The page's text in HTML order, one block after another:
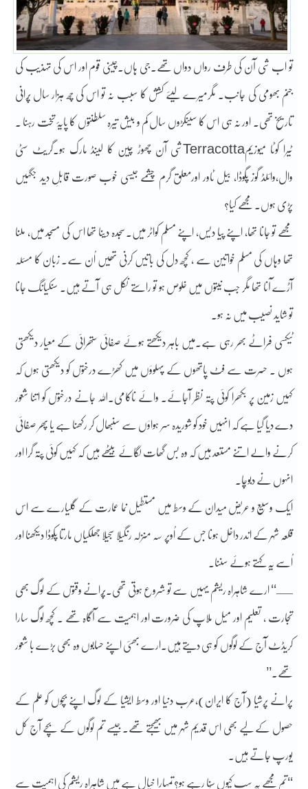
تو اب شی آن کی طرف رواں دواں تھے۔جی ہاں۔چینی قوم اور اس کی تہذیب کی
جنم بھومی کی جانب۔ مگرمیرے لیئے کشش کا سبب نہ تو اس کی چھ ہزار سال پُرانی
تاریخ تھی۔ اور نہ ہی اس کا سینکڑوں سال کم و بیش تیرہ سلطنتوں کا پایۂ تخت رہنا ۔
ٹیرا کوٹا میوزیمTerracottaشی آن چھوڑ چین کا لینڈ مارک ہو۔گریٹ سٹی
وال،وائلڈ گوز پگوڈا، بیل ٹاور اورمعلق گرم چشمے جیسی خوب صورت قابلِ دید جگہیں
پڑی ہوں۔ مجھے کیا؟
مجھے تو جانا تھا، اپنے پیا دیس، اپنے مسلم کواٹر میں۔سجدہ دینا تھا اس کی مسجد میں، ملنا
تھا وہاں کی مسلم خواتین سے ، کچھ دل کی باتیں کرنی تھیں اُن سے۔ زبان کا مسئلہ
آڑے آنا تھا مگر جب نیتوں میں خلوص ہو تو راستے نکل ہی آتے ہیں۔ سنکیانگ جانا
تو شاید نصیب میں نہ ہو۔
ٹیکسی فراٹے بھر رہی ہے۔میں باہر دیکھتے ہوئے صفائی ستھرائی کے معیار دیکھتی
ہوں ۔ حسرت سے فٹ پاتھوں کے پہلوؤں میں کھڑے درختوں کو دیکھتی ہوں کہ
کہیں زمین پر بکھرا کوئی پتہ نظر آجائے۔ وائے ناکامی۔اللہ جانے درختوں کو اتنا شعور
دے دیا گیا ہے کہ انہیں خود کو شوریدہ سر ہواؤں سے سنبھال کر رکھنا ہے یا پھر صفائی
کرنے والے اتنے مستعد ہیں کہ وہ بس گھات لگائے بیٹھے ہیں کہ کہیں کوئی پتہ گرا اور
انہوں نے دبوچا۔
ایک وسیع و عریض میدان کے وسط میں مستطیل نما عمارت کے گلیارے سے اس
قلعہ شہر کے اندر داخل ہونا جس کے اُوپر سہ منزلہ رنگیلا سجیلا جھلکیاں مارتا پکوڈا دیکھنا اور
اُسے یہ کہتے ہوئے سننا۔
ــ‘‘ ارے شاہراہ ریشم یہیں سے تو شروع ہوتی تھی۔پُرانے وقتوں کے لوگ بھی
تجارت ، تعلیم اور میل ملاپ کی ضرورت اور اہمیت سے آگاہ تھے ۔ کچھ لوگ سارا
کریڈٹ آج کے لوگوں کو ہی دیتے ہیں۔ارے بھئی اپنے حسابوں وہ بھی بڑے با شعور
تھے۔’’
پرانے پرشیا (آج کا ایران)،عرب دنیا اور وسط ایشیا کے لوگ اپنے بچوں کو علم کے
حصول کے لیے بھی اس قدیم شہر میں بھیجتے تھے۔جیسے تم لوگوں کے بچے آج کل
یورپ جاتے ہیں۔
‘‘تم مجھے یہ سب کیوں سُنا رہے ہو؟تمہارا خیال ہے میں شاہراہ ریشم کی اہمیت سے